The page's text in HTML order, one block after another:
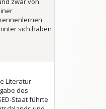
sich haben
Literatur
des
Staat führte